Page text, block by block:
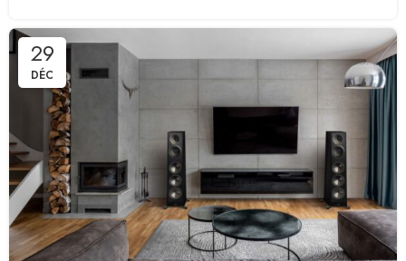
29
DÉC